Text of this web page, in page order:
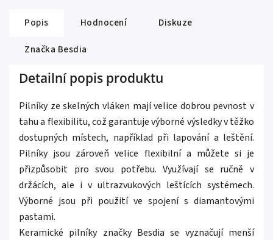
Popis Hodnocení
Diskuze
Značka Besdia
Detailní popis produktu
Pilníky ze skelných vláken mají velice dobrou pevnost v
tahu a flexibilitu, což garantuje výborné výsledky v těžko
dostupných místech, například při lapování a leštění.
Pilníky jsou zároveň velice flexibilní a můžete si je
přizpůsobit pro svou potřebu. Využívají se ručně v
držácích, ale i v ultrazvukových leštících systémech.
Výborné jsou při použití ve spojení s diamantovými
pastami.
Keramické pilníky značky Besdia se vyznačují menší